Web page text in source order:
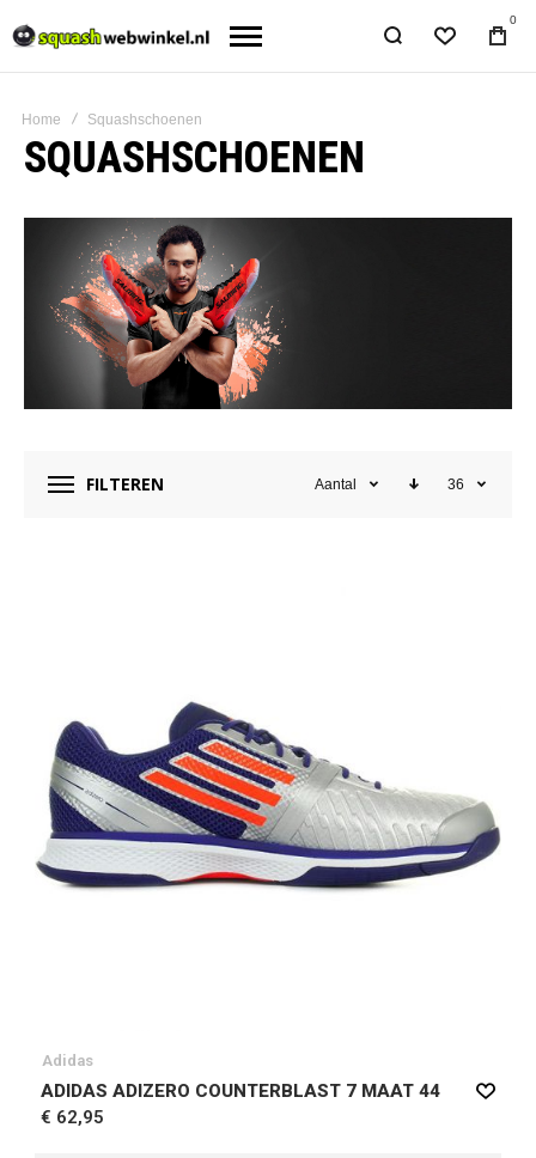
0
Home Squashschoenen
SQUASHSCHOENEN
FILTEREN Aantal 36
Adidas
ADIDAS ADIZERO COUNTERBLAST 7 MAAT 44
€ 62,95